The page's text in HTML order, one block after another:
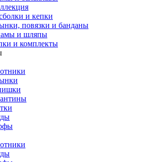
и кепки
повязки и банданы
и шляпы
и комплекты